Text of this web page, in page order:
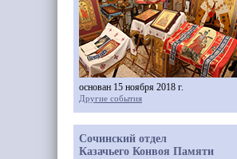
основан 15 ноября 2018 г.
Другие события
Сочинский отдел
Казачьего Конвоя Памяти